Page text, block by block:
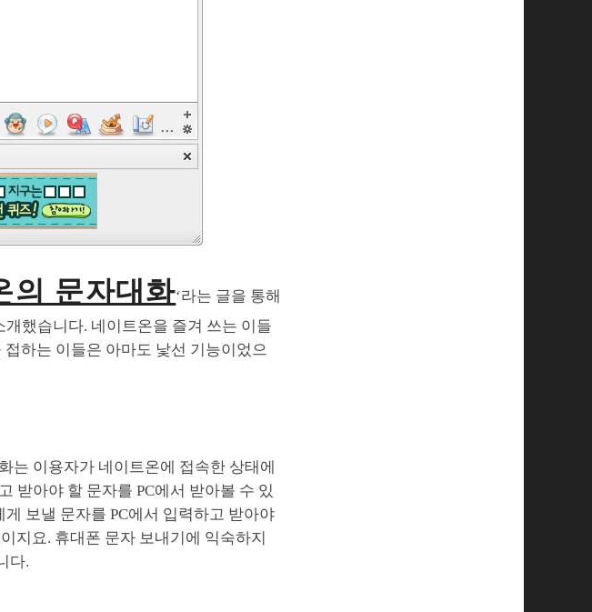
의 문자대화‘라는 글을 통해
했습니다. 네이트온을 즐겨 쓰는 이들
하는 이들은 아마도 낯선 기능이었으
는 이용자가 네이트온에 접속한 상태에
받아야 할 문자를 PC에서 받아볼 수 있
보낼 문자를 PC에서 입력하고 받아야
지요. 휴대폰 문자 보내기에 익숙하지
다.